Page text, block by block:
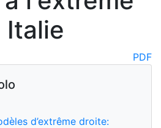
Italie
PDF
d’extrême droite: